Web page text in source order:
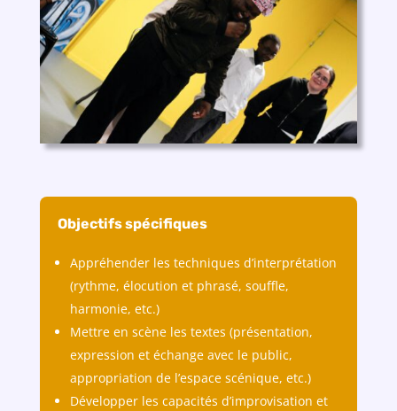
Objectifs spécifiques
Appréhender les techniques d’interprétation
(rythme, élocution et phrasé, souffle,
harmonie, etc.)
Mettre en scène les textes (présentation,
expression et échange avec le public,
appropriation de l’espace scénique, etc.)
Développer les capacités d’improvisation et